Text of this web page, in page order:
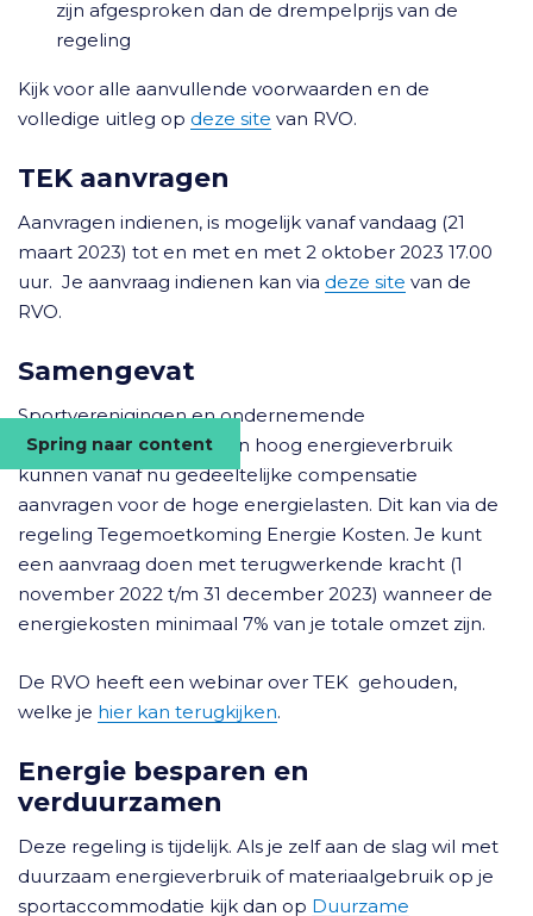
Spring naar content
zijn afgesproken dan de drempelprijs van de
regeling
Kijk voor alle aanvullende voorwaarden en de
volledige uitleg op deze site van RVO.
TEK aanvragen
Aanvragen indienen, is mogelijk vanaf vandaag (21
maart 2023) tot en met en met 2 oktober 2023 17.00
uur. Je aanvraag indienen kan via deze site van de
RVO.
Samengevat
Sportverenigingen en ondernemende
sportaanbieders met een hoog energieverbruik
kunnen vanaf nu gedeeltelijke compensatie
aanvragen voor de hoge energielasten. Dit kan via de
regeling Tegemoetkoming Energie Kosten. Je kunt
een aanvraag doen met terugwerkende kracht (1
november 2022 t/m 31 december 2023) wanneer de
energiekosten minimaal 7% van je totale omzet zijn.
De RVO heeft een webinar over TEK gehouden,
welke je hier kan terugkijken.
Energie besparen en
verduurzamen
Deze regeling is tijdelijk. Als je zelf aan de slag wil met
duurzaam energieverbruik of materiaalgebruik op je
sportaccommodatie kijk dan op Duurzame